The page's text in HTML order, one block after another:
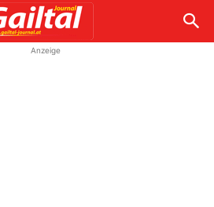
Anzeige